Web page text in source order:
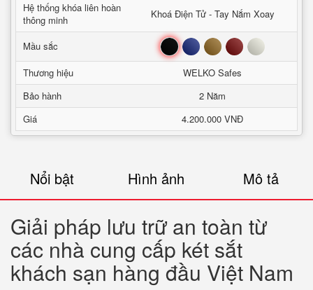
Hệ thống khóa liên hoàn
thông minh
Khoá Điện Tử - Tay Nắm Xoay
Mầu sắc Đen Xanh Nâu Đỏ Trắng
Thương hiệu
WELKO Safes
Bảo hành
2 Năm
Giá
4.200.000 VNĐ
Nổi bật Hình ảnh Mô tả
Giải pháp lưu trữ an toàn từ
các nhà cung cấp két sắt
khách sạn hàng đầu Việt Nam